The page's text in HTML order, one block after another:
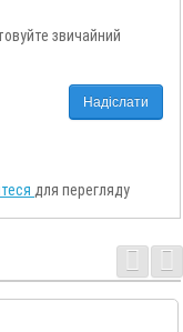
звичайний
Надіслати
для перегляду